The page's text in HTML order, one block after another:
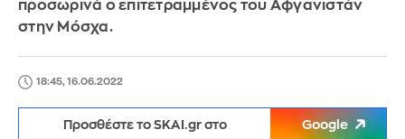
προσωρινά ο επιτετραμμένος του Αφγανιστάν
στην Μόσχα.
18:45, 16.06.2022
Προσθέστε το SKAI.gr στο Google